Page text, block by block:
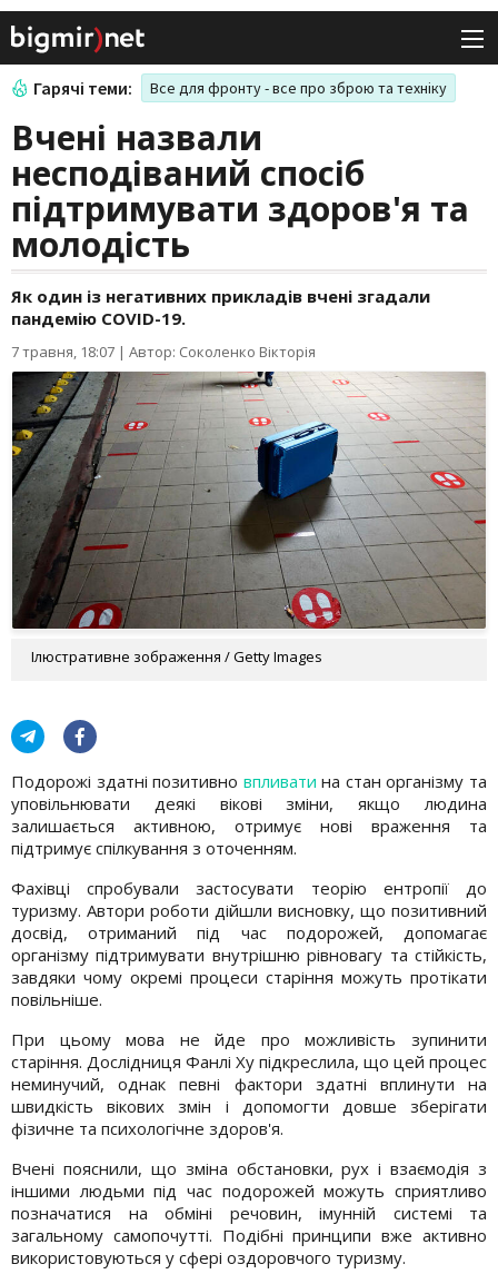
Гарячі теми: Все для фронту - все про зброю та техніку
Вчені назвали
несподіваний спосіб
підтримувати здоров'я та
молодість
Як один із негативних прикладів вчені згадали
пандемію COVID-19.
7 травня, 18:07 | Автор: Соколенко Вікторія
Ілюстративне зображення / Getty Images
Подорожі здатні позитивно впливати на стан організму та
уповільнювати деякі вікові зміни, якщо людина
залишається активною, отримує нові враження та
підтримує спілкування з оточенням.
Фахівці спробували застосувати теорію ентропії до
туризму. Автори роботи дійшли висновку, що позитивний
досвід, отриманий під час подорожей, допомагає
організму підтримувати внутрішню рівновагу та стійкість,
завдяки чому окремі процеси старіння можуть протікати
повільніше.
При цьому мова не йде про можливість зупинити
старіння. Дослідниця Фанлі Ху підкреслила, що цей процес
неминучий, однак певні фактори здатні вплинути на
швидкість вікових змін і допомогти довше зберігати
фізичне та психологічне здоров'я.
Вчені пояснили, що зміна обстановки, рух і взаємодія з
іншими людьми під час подорожей можуть сприятливо
позначатися на обміні речовин, імунній системі та
загальному самопочутті. Подібні принципи вже активно
використовуються у сфері оздоровчого туризму.